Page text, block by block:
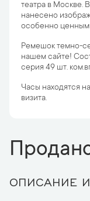
театра в Москве.
нанесено
особенно
Ремешок темно-
нашем сайте!
серия 49 шт.
Часы находятся
визита.
ОПИСАНИЕ